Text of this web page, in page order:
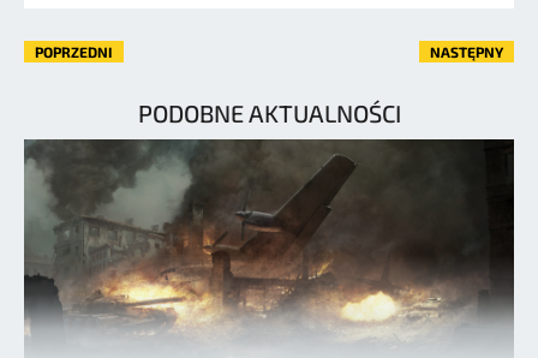
POPRZEDNI NASTĘPNY
PODOBNE AKTUALNOŚCI